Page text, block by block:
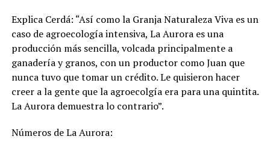
Explica Cerdá: “Así como la Granja Naturaleza Viva es un
caso de agroecología intensiva, La Aurora es una
producción más sencilla, volcada principalmente a
ganadería y granos, con un productor como Juan que
nunca tuvo que tomar un crédito. Le quisieron hacer
creer a la gente que la agroecolgía era para una quintita.
La Aurora demuestra lo contrario”.
Números de La Aurora: